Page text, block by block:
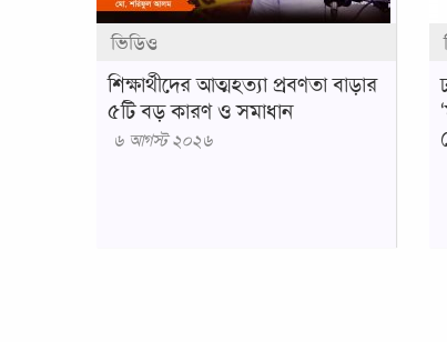
ভিডিও
শিক্ষার্থীদের আত্মহত্যা প্রবণতা বাড়ার
৫টি বড় কারণ ও সমাধান
৬ আগস্ট ২০২৬